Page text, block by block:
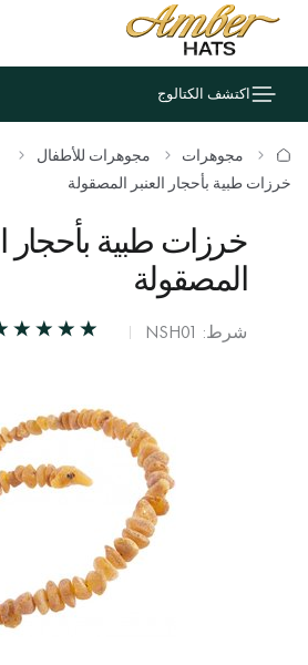
اكتشف الكتالوج
مجوهرات
مجوهرات للأطفال
خرزات طبية بأحجار العنبر المصقولة
خرزات طبية بأحجار
المصقولة
شرط: NSH01